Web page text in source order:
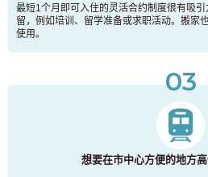
最短1个月即可入住的灵活合约制度很有吸
留，例如培训、留学准备或求职活动。搬家
使用。
03
想要在市中心方便的地方